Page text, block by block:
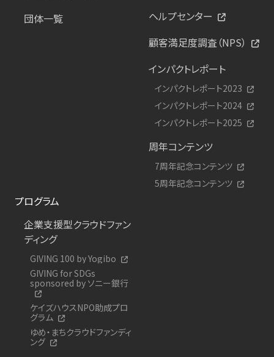
団体一覧
ヘルプセンター
顧客満足度調査（NPS）
インパクトレポート
インパクトレポート2023
インパクトレポート2024
インパクトレポート2025
周年コンテンツ
7周年記念コンテンツ
5周年記念コンテンツ
プログラム
企業支援型クラウドファン
ディング
GIVING 100 by Yogibo
GIVING for SDGs
sponsored by ソニー銀行
ケイズハウスNPO助成プロ
グラム
ゆめ・まちクラウドファンディ
ング